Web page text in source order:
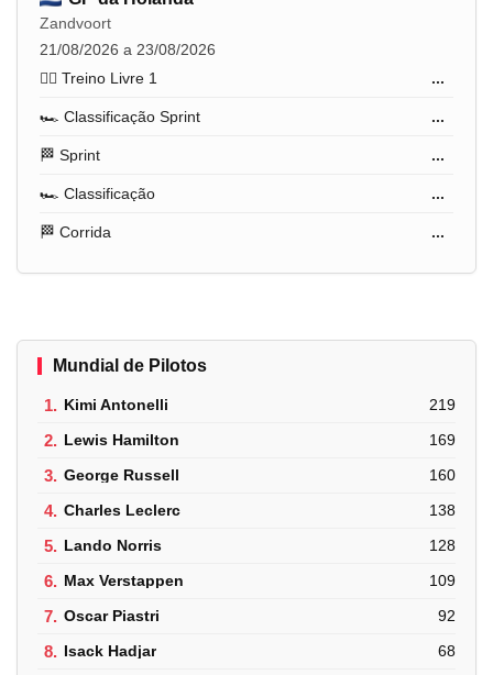
Zandvoort
21/08/2026 a 23/08/2026
🏋️‍♂️ Treino Livre 1
...
🏎️ Classificação Sprint ...
🏁 Sprint ...
🏎️ Classificação ...
🏁 Corrida ...
Mundial de Pilotos
1. Kimi Antonelli 219
2. Lewis Hamilton 169
3. George Russell 160
4. Charles Leclerc 138
5. Lando Norris 128
6. Max Verstappen 109
7. Oscar Piastri 92
8. Isack Hadjar 68